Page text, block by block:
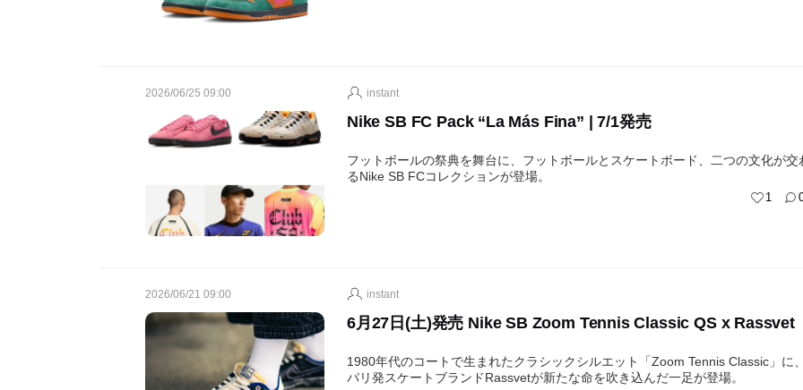
2026/06/25 09:00 instant
Nike SB FC Pack “La Más Fina” | 7/1発売
フットボールの祭典を舞台に、フットボールとスケートボード、二つの文化が交
るNike SB FCコレクションが登場。
1
2026/06/21 09:00 instant
6月27日(土)発売 Nike SB Zoom Tennis Classic QS x Rassvet
1980年代のコートで生まれたクラシックシルエット「Zoom Tennis Classic」に
パリ発スケートブランドRassvetが新たな命を吹き込んだ一足が登場。